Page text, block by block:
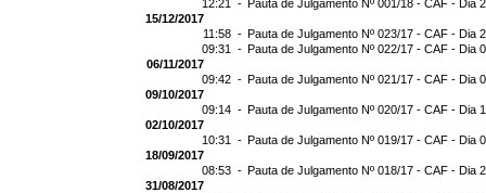
12:21 - Pauta de Julgamento Nº 001/18 - CAF - Dia
15/12/2017
11:58 - Pauta de Julgamento Nº 023/17 - CAF - Dia
09:31 - Pauta de Julgamento Nº 022/17 - CAF - Dia
06/11/2017
09:42 - Pauta de Julgamento Nº 021/17 - CAF - Dia
09/10/2017
09:14 - Pauta de Julgamento Nº 020/17 - CAF - Dia
02/10/2017
10:31 - Pauta de Julgamento Nº 019/17 - CAF - Dia
18/09/2017
08:53 - Pauta de Julgamento Nº 018/17 - CAF - Dia
31/08/2017